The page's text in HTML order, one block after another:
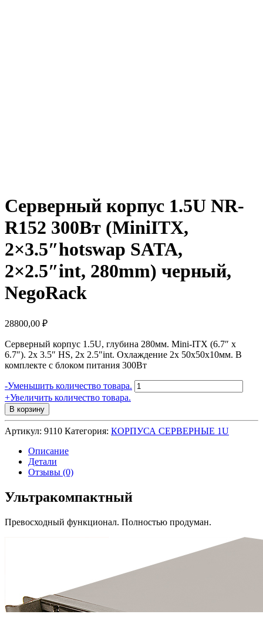
Серверный корпус 1.5U NR-
R152 300Вт (MiniITX,
2×3.5″hotswap SATA,
2×2.5″int, 280mm) черный,
NegoRack
28800,00 ₽
Серверный корпус 1.5U, глубина 280мм. Mini-ITX (6.7″ x
6.7″). 2x 3.5″ HS, 2x 2.5″int. Охлаждение 2x 50x50x10мм. В
комплекте с блоком питания 300Вт
-Уменьшить количество товара. Количество
товара
1.5U
NR-
черный,
+Увеличить количество товара.
В корзину
Артикул: 9110 Категория: КОРПУСА СЕРВЕРНЫЕ 1U
Описание
Детали
Отзывы (0)
Ультракомпактный
Превосходный функционал. Полностью продуман.